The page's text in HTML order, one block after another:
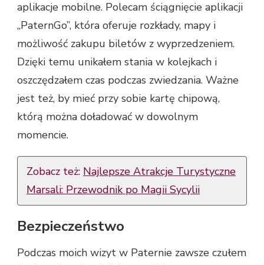
aplikacje mobilne. Polecam ściągnięcie aplikacji
„PaternGo”, która oferuje rozkłady, mapy i
możliwość zakupu biletów z wyprzedzeniem.
Dzięki temu unikałem stania w kolejkach i
oszczędzałem czas podczas zwiedzania. Ważne
jest też, by mieć przy sobie kartę chipową,
którą można doładować w dowolnym
momencie.
Zobacz też: Najlepsze Atrakcje Turystyczne
Marsali: Przewodnik po Magii Sycylii
Bezpieczeństwo
Podczas moich wizyt w Paternie zawsze czułem